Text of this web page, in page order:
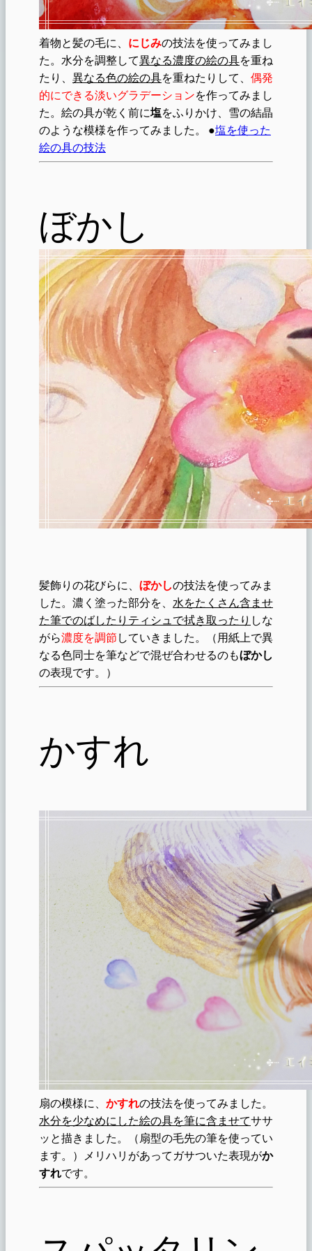
着物と髪の毛に、 にじみの技法を使ってみまし
た。水分を調整して異なる濃度の絵の具を重ね
たり、 異なる色の絵の具を重ねたりして、 偶発
的にできる淡いグラデーションを作ってみまし
た。絵の具が乾く前に塩をふりかけ、雪の結晶
のような模様を作ってみました。 ●塩を使った
絵の具の技法
ぼかし
髪飾りの花びらに、 ぼかしの技法を使ってみま
した。濃く塗った部分を、 水をたくさん含ませ
た筆でのばしたりティシュで拭き取ったり しな
がら濃度を調節 していきました。（用紙上で異
なる色同士を筆などで混ぜ合わせるのもぼかし
の表現です。）
かすれ
扇の模様に、 かすれの技法を使ってみました。
水分を少なめにした絵の具を筆に含ませてササ
ッと描きました。（扇型の毛先の筆を使ってい
ます。）メリハリがあってガサついた表現がか
すれです。